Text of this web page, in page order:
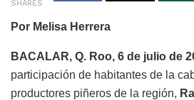
SHARES
Por Melisa Herrera
BACALAR, Q. Roo, 6 de julio de
participación de habitantes de la
productores piñeros de la región,